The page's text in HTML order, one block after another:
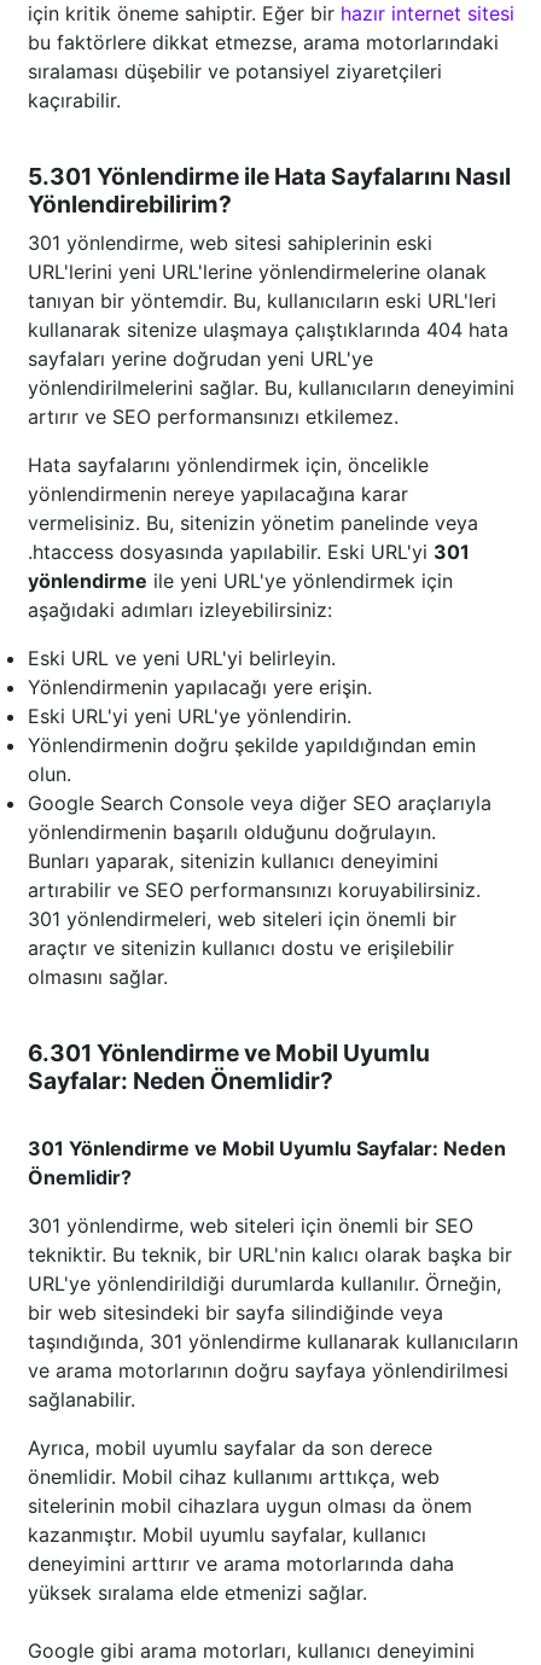
için kritik öneme sahiptir. Eğer bir hazır internet sitesi
bu faktörlere dikkat etmezse, arama motorlarındaki
sıralaması düşebilir ve potansiyel ziyaretçileri
kaçırabilir.
5.301 Yönlendirme ile Hata Sayfalarını Nasıl
Yönlendirebilirim?
301 yönlendirme, web sitesi sahiplerinin eski
URL'lerini yeni URL'lerine yönlendirmelerine olanak
tanıyan bir yöntemdir. Bu, kullanıcıların eski URL'leri
kullanarak sitenize ulaşmaya çalıştıklarında 404 hata
sayfaları yerine doğrudan yeni URL'ye
yönlendirilmelerini sağlar. Bu, kullanıcıların deneyimini
artırır ve SEO performansınızı etkilemez.
Hata sayfalarını yönlendirmek için, öncelikle
yönlendirmenin nereye yapılacağına karar
vermelisiniz. Bu, sitenizin yönetim panelinde veya
.htaccess dosyasında yapılabilir. Eski URL'yi 301
yönlendirme ile yeni URL'ye yönlendirmek için
aşağıdaki adımları izleyebilirsiniz:
Eski URL ve yeni URL'yi belirleyin.
Yönlendirmenin yapılacağı yere erişin.
Eski URL'yi yeni URL'ye yönlendirin.
Yönlendirmenin doğru şekilde yapıldığından emin
olun.
Google Search Console veya diğer SEO araçlarıyla
yönlendirmenin başarılı olduğunu doğrulayın.
Bunları yaparak, sitenizin kullanıcı deneyimini
artırabilir ve SEO performansınızı koruyabilirsiniz.
301 yönlendirmeleri, web siteleri için önemli bir
araçtır ve sitenizin kullanıcı dostu ve erişilebilir
olmasını sağlar.
6.301 Yönlendirme ve Mobil Uyumlu
Sayfalar: Neden Önemlidir?
301 Yönlendirme ve Mobil Uyumlu Sayfalar: Neden
Önemlidir?
301 yönlendirme, web siteleri için önemli bir SEO
tekniktir. Bu teknik, bir URL'nin kalıcı olarak başka bir
URL'ye yönlendirildiği durumlarda kullanılır. Örneğin,
bir web sitesindeki bir sayfa silindiğinde veya
taşındığında, 301 yönlendirme kullanarak kullanıcıların
ve arama motorlarının doğru sayfaya yönlendirilmesi
sağlanabilir.
Ayrıca, mobil uyumlu sayfalar da son derece
önemlidir. Mobil cihaz kullanımı arttıkça, web
sitelerinin mobil cihazlara uygun olması da önem
kazanmıştır. Mobil uyumlu sayfalar, kullanıcı
deneyimini arttırır ve arama motorlarında daha
yüksek sıralama elde etmenizi sağlar.
Google gibi arama motorları, kullanıcı deneyimini